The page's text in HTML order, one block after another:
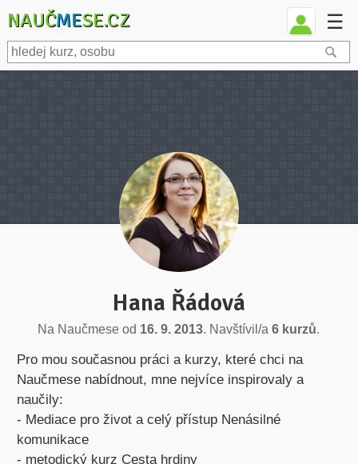
NAUČMESE.CZ ☰
Hana Řádová
Na Naučmese od 16. 9. 2013. Navštívil/a6 kurzů.
Pro mou současnou práci a kurzy, které chci na
Naučmese nabídnout, mne nejvíce inspirovaly a
naučily:
- Mediace pro život a celý přístup Nenásilné
komunikace
- metodický kurz Cesta hrdiny